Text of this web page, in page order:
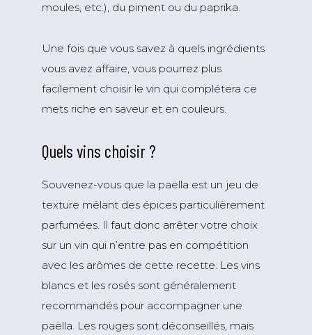
moules, etc.), du piment ou du paprika.
Une fois que vous savez à quels ingrédients
vous avez affaire, vous pourrez plus
facilement choisir le vin qui complétera ce
mets riche en saveur et en couleurs.
Quels vins choisir ?
Souvenez-vous que la paëlla est un jeu de
texture mêlant des épices particulièrement
parfumées. Il faut donc arrêter votre choix
sur un vin qui n’entre pas en compétition
avec les arômes de cette recette. Les vins
blancs et les rosés sont généralement
recommandés pour accompagner une
paëlla. Les rouges sont déconseillés, mais